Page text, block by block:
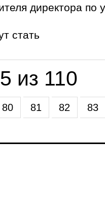
директора
стать
из 110
80 81 82 83